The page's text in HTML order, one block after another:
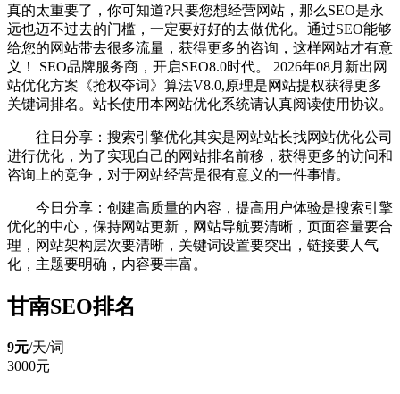
真的太重要了，你可知道?只要您想经营网站，那么SEO是永
远也迈不过去的门槛，一定要好好的去做优化。通过SEO能够
给您的网站带去很多流量，获得更多的咨询，这样网站才有意
义！ SEO品牌服务商，开启SEO8.0时代。 2026年08月新出网
站优化方案《抢权夺词》算法V8.0,原理是网站提权获得更多
关键词排名。站长使用本网站优化系统请认真阅读使用协议。
往日分享：搜索引擎优化其实是网站站长找网站优化公司
进行优化，为了实现自己的网站排名前移，获得更多的访问和
咨询上的竞争，对于网站经营是很有意义的一件事情。
今日分享：创建高质量的内容，提高用户体验是搜索引擎
优化的中心，保持网站更新，网站导航要清晰，页面容量要合
理，网站架构层次要清晰，关键词设置要突出，链接要人气
化，主题要明确，内容要丰富。
甘南SEO排名
9元/天/词
3000元